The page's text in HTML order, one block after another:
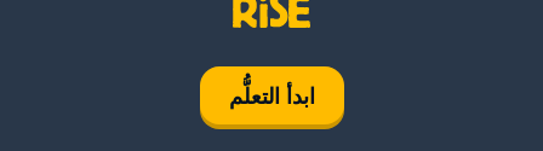
ابدأ التعلُّم